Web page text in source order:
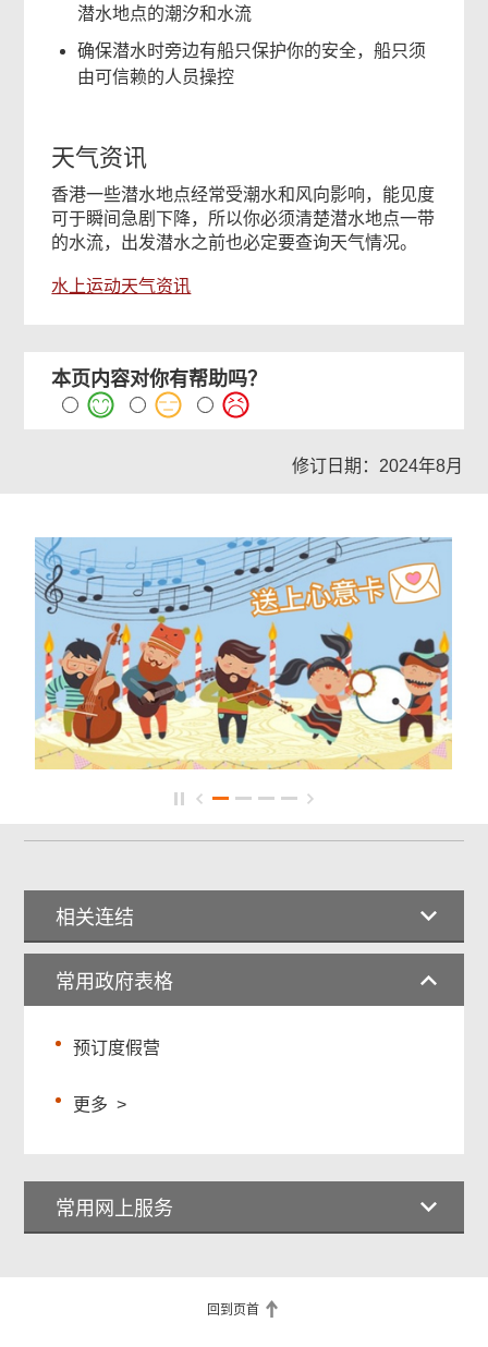
潜水地点的潮汐和水流
确保潜水时旁边有船只保护你的安全，船只须
由可信赖的人员操控
天气资讯
香港一些潜水地点经常受潮水和风向影响，能见度
可于瞬间急剧下降，所以你必须清楚潜水地点一带
的水流，出发潜水之前也必定要查询天气情况。
水上运动天气资讯
本页内容对你有帮助吗？
修订日期：2024年8月
相关连结
常用政府表格
预订度假营
更多 >
常用网上服务
回到页首